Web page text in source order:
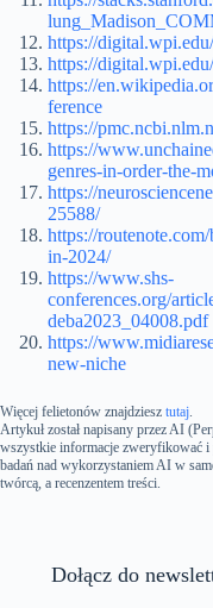
https://
https://
https://
ference
https://
https://
genres-in-order-the-
https://
25588/
https://
in-2024/
https://www.shs-
conferences.org/
deba2023_04008.pdf
https://
new-niche
Więcej felietonów znajdziesz tutaj.
Artykuł został napisany przez AI
wszystkie informacje zweryfikować i
badań nad wykorzystaniem AI w
twórcą, a recenzentem treści.
Dołącz do